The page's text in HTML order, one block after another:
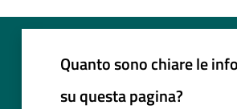
Quanto sono chiare le
su questa pagina?